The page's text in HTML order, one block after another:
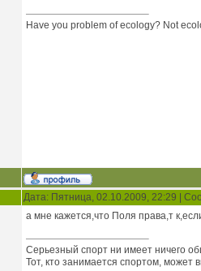
Have you problem of ecology? Not
Дата: Пятница, 02.10.2009, 22:29 |
а мне кажется,что Поля права,т
Серьезный спорт ни имеет ничего
Тот, кто занимается спортом, может